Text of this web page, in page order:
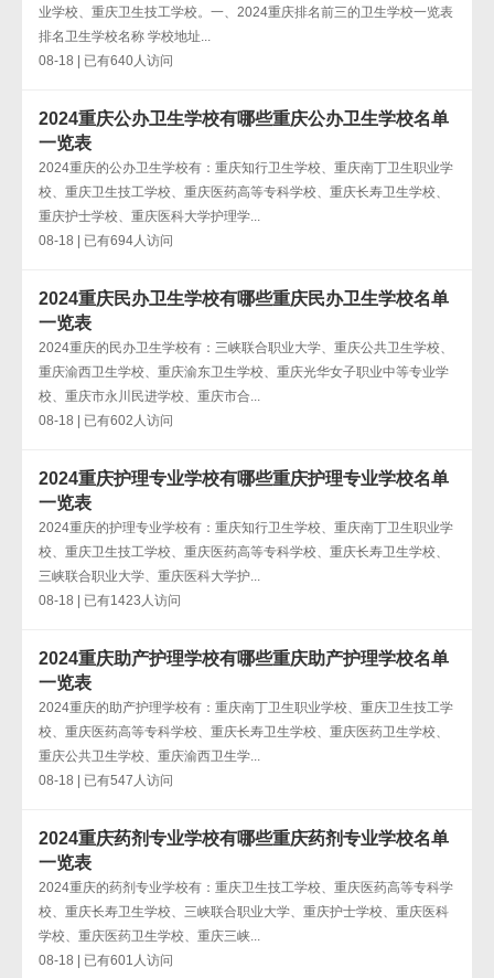
业学校、重庆卫生技工学校。一、2024重庆排名前三的卫生学校一览表
排名卫生学校名称 学校地址...
08-18 | 已有640人访问
2024重庆公办卫生学校有哪些重庆公办卫生学校名单
一览表
2024重庆的公办卫生学校有：重庆知行卫生学校、重庆南丁卫生职业学
校、重庆卫生技工学校、重庆医药高等专科学校、重庆长寿卫生学校、
重庆护士学校、重庆医科大学护理学...
08-18 | 已有694人访问
2024重庆民办卫生学校有哪些重庆民办卫生学校名单
一览表
2024重庆的民办卫生学校有：三峡联合职业大学、重庆公共卫生学校、
重庆渝西卫生学校、重庆渝东卫生学校、重庆光华女子职业中等专业学
校、重庆市永川民进学校、重庆市合...
08-18 | 已有602人访问
2024重庆护理专业学校有哪些重庆护理专业学校名单
一览表
2024重庆的护理专业学校有：重庆知行卫生学校、重庆南丁卫生职业学
校、重庆卫生技工学校、重庆医药高等专科学校、重庆长寿卫生学校、
三峡联合职业大学、重庆医科大学护...
08-18 | 已有1423人访问
2024重庆助产护理学校有哪些重庆助产护理学校名单
一览表
2024重庆的助产护理学校有：重庆南丁卫生职业学校、重庆卫生技工学
校、重庆医药高等专科学校、重庆长寿卫生学校、重庆医药卫生学校、
重庆公共卫生学校、重庆渝西卫生学...
08-18 | 已有547人访问
2024重庆药剂专业学校有哪些重庆药剂专业学校名单
一览表
2024重庆的药剂专业学校有：重庆卫生技工学校、重庆医药高等专科学
校、重庆长寿卫生学校、三峡联合职业大学、重庆护士学校、重庆医科
学校、重庆医药卫生学校、重庆三峡...
08-18 | 已有601人访问